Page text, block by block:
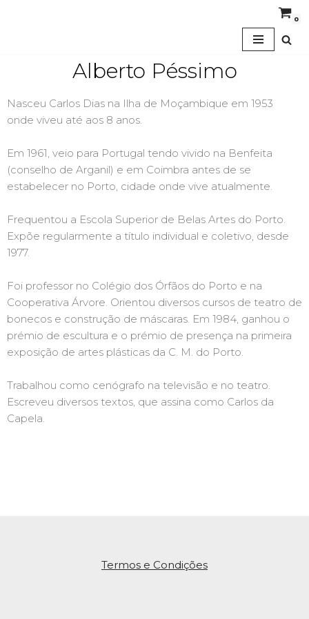
0
Alberto Péssimo
Nasceu Carlos Dias na Ilha de Moçambique em 1953
onde viveu até aos 8 anos.
Em 1961, veio para Portugal tendo vivido na Benfeita
(conselho de Arganil) e em Coimbra antes de se
estabelecer no Porto, cidade onde vive atualmente.
Frequentou a Escola Superior de Belas Artes do Porto.
Expõe regularmente a título individual e coletivo, desde
1977.
Foi professor no Colégio dos Órfãos do Porto e na
Cooperativa Árvore. Orientou diversos cursos de teatro de
bonecos e construção de máscaras. Em 1984, ganhou o
prémio de escultura e o prémio de presença na primeira
exposição de artes plásticas da C. M. do Porto.
Trabalhou como cenógrafo na televisão e no teatro.
Escreveu diversos textos, que assina como Carlos da
Capela.
Termos e Condições